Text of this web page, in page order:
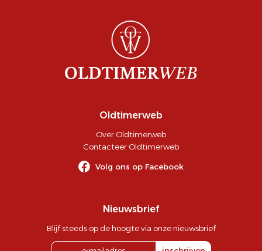
Oldtimerweb
Over Oldtimerweb
Contacteer Oldtimerweb
Volg ons op Facebook
Nieuwsbrief
Blijf steeds op de hoogte via onze nieuwsbrief